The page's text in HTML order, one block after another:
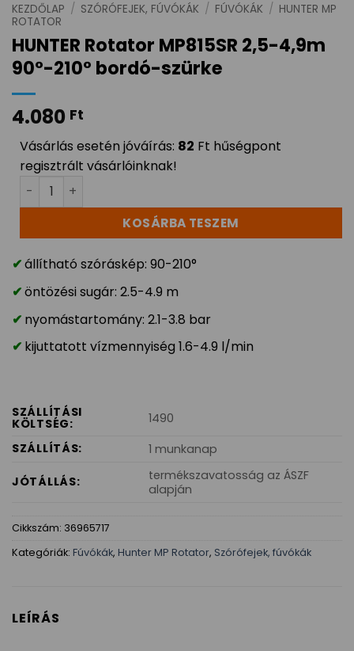
KEZDŐLAP / SZÓRÓFEJEK, FÚVÓKÁK / FÚVÓKÁK / HUNTER MP
ROTATOR
HUNTER Rotator MP815SR 2,5-4,9m
90°-210° bordó-szürke
4.080 Ft
Vásárlás esetén jóváírás: 82 Ft hűségpont
regisztrált vásárlóinknak!
HUNTER Rotator MP815SR 2,5-4,9m 90°-210° bordó-
KOSÁRBA TESZEM
állítható szóráskép: 90-210°
öntözési sugár: 2.5-4.9 m
nyomástartomány: 2.1-3.8 bar
kijuttatott vízmennyiség 1.6-4.9 l/min
SZÁLLÍTÁSI
KÖLTSÉG:
1490
SZÁLLÍTÁS:
1 munkanap
JÓTÁLLÁS:
termékszavatosság az ÁSZF
alapján
Cikkszám: 36965717
Kategóriák: Fúvókák, Hunter MP Rotator, Szórófejek, fúvókák
LEÍRÁS